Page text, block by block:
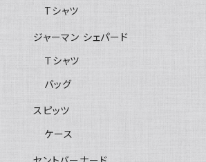
Tシャツ
ジャーマン シェパード
Ｔシャツ
バッグ
スピッツ
ケース